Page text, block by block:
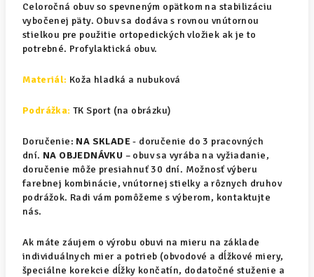
Celoročná obuv so spevneným opätkom na stabilizáciu
vybočenej päty. Obuv sa dodáva s rovnou vnútornou
stielkou pre použitie ortopedických vložiek ak je to
potrebné. Profylaktická obuv.
Materiál: Koža hladká a nubuková
Podrážka: TK Sport (na obrázku)
Doručenie: NA SKLADE- doručenie do 3 pracovných
dní. NA OBJEDNÁVKU – obuv sa vyrába na vyžiadanie,
doručenie môže presiahnuť 30 dní. Možnosť výberu
farebnej kombinácie, vnútornej stielky a rôznych druhov
podrážok. Radi vám pomôžeme s výberom, kontaktujte
nás.
Ak máte záujem o výrobu obuvi na mieru na základe
individuálnych mier a potrieb (obvodové a dĺžkové miery,
špeciálne korekcie dĺžky končatín, dodatočné stuženie a